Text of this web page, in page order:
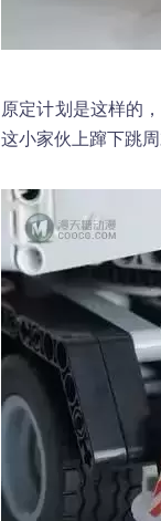
原定计划是这样的
这小家伙上蹿下跳